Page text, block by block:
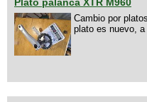
Cambio por
plato es nuevo, a